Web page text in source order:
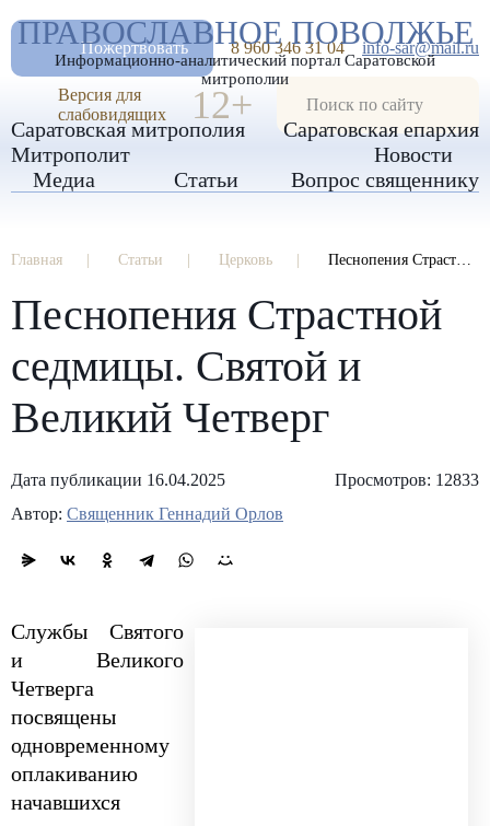
РАЗМЕР ШРИФТА А А А
ИЗОБРАЖЕНИЯ
ПРАВОСЛАВНОЕ ПОВОЛЖЬЕ
Информационно-аналитический портал Саратовской
митрополии
Пожертвовать 8 960 346 31 04 info-sar@mail.ru
Версия для
слабовидящих
12+
Саратовская митрополия
Саратовская епархия
Митрополит
Новости
Медиа
Статьи Вопрос священнику
Главная Статьи Церковь Песнопения Страстной седмицы. Святой и Великий Четверг
Песнопения Страстной
седмицы. Святой и
Великий Четверг
Дата публикации 16.04.2025
Просмотров: 12833
Автор: Священник Геннадий Орлов
Службы Святого
и Великого
Четверга
посвящены
одновременному
оплакиванию
начавшихся